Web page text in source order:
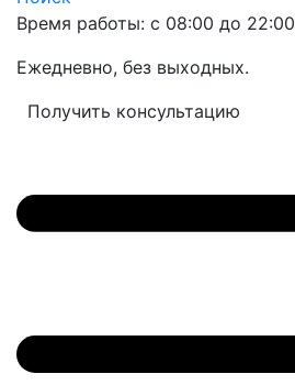
Время работы: с 08:00 до 22:00
Ежедневно, без выходных.
Получить консультацию